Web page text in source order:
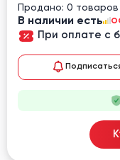
Продано: 0 товаров
В наличии есть
При оплате с